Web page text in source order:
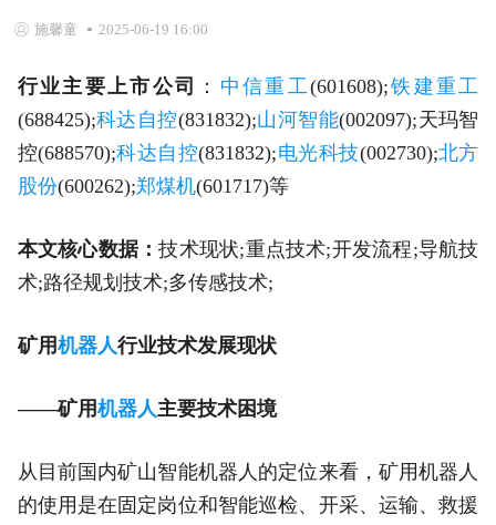
施馨童 2025-06-19 16:00
行业主要上市公司 ： 中信重工(601608);铁建重工
(688425);科达自控(831832);山河智能(002097);天玛智
控(688570);科达自控(831832);电光科技(002730);北方
股份(600262);郑煤机(601717)等
本文核心数据：技术现状;重点技术;开发流程;导航技
术;路径规划技术;多传感技术;
矿用机器人行业技术发展现状
——矿用机器人主要技术困境
从目前国内矿山智能机器人的定位来看，矿用机器人
的使用是在固定岗位和智能巡检、开采、运输、救援